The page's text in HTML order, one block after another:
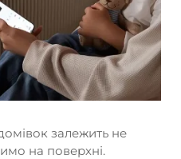
залежить не
на поверхні.